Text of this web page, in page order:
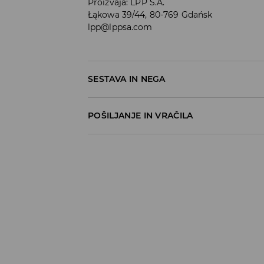
Proizvaja: LPP S.A.
Łąkowa 39/44, 80-769 Gdańsk
lpp@lppsa.com
SESTAVA IN NEGA
POŠILJANJE IN VRAČILA